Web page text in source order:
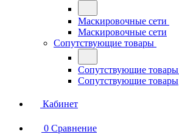
Маскировочные сети
Маскировочные сети
Сопутствующие товары
Сопутствующие товары
Сопутствующие товары
Кабинет
0 Сравнение